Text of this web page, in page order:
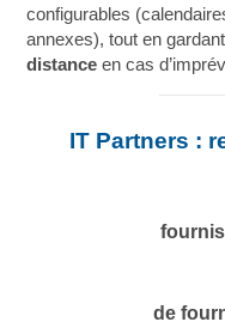
configurables
annexes), tout en
distance en cas
IT Partners :
de